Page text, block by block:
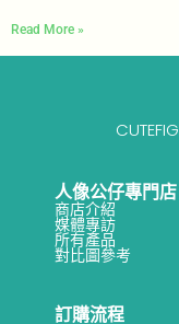
Read More »
人像公仔專門店
商店介紹
媒體專訪
所有產品
對比圖參考
訂購流程